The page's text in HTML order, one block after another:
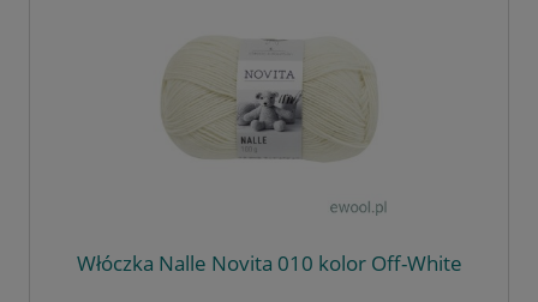
Włóczka Nalle Novita 010 kolor Off-White